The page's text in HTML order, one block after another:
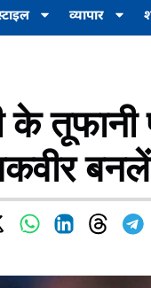
व्यापार
तूफानी
बनलें